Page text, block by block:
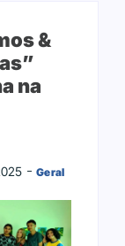
&
na
Geral